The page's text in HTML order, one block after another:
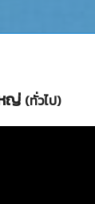
ญ่ (ทั่วไป)